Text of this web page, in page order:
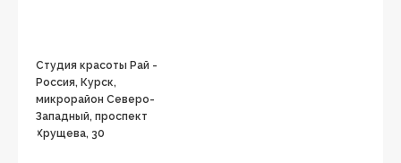
Студия красоты Рай -
Россия, Курск,
микрорайон Северо-
Западный, проспект
Хрущева, 30